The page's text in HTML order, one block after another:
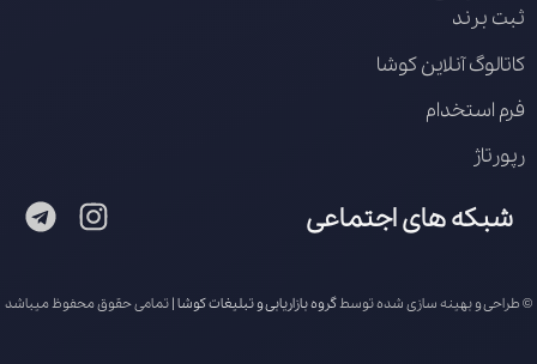
ثبت برند
کاتالوگ آنلاین کوشا
فرم استخدام
رپورتاژ
شبکه های اجتماعی
© طراحی و بهینه سازی شده توسطگروه بازاریابی و تبلیغات کوشا| تمامی حقوق محفوظ میباشد